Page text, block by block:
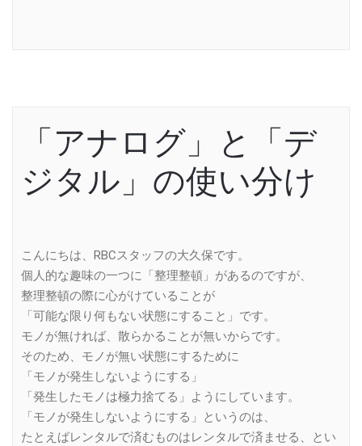
「アナログ」と「デ
ジタル」の使い分け
こんにちは、RBCスタッフの大久保です。
個人的な趣味の一つに「整理整頓」があるのですが、
整理整頓の際に心がけていることが
「可能な限り何もない状態にすること」です。
モノが無ければ、散らかることが無いからです。
そのため、モノが無い状態にするために
「モノが発生しないようにする」
「発生したモノは極力捨てる」ようにしています。
「モノが発生しないようにする」というのは、
たとえばレンタルで済むものはレンタルで済ませる、とい